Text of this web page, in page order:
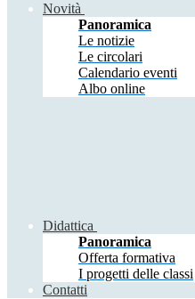
Novità
Panoramica
Le notizie
Le circolari
Calendario eventi
Albo online
Didattica
Panoramica
Offerta formativa
I progetti delle classi
Contatti